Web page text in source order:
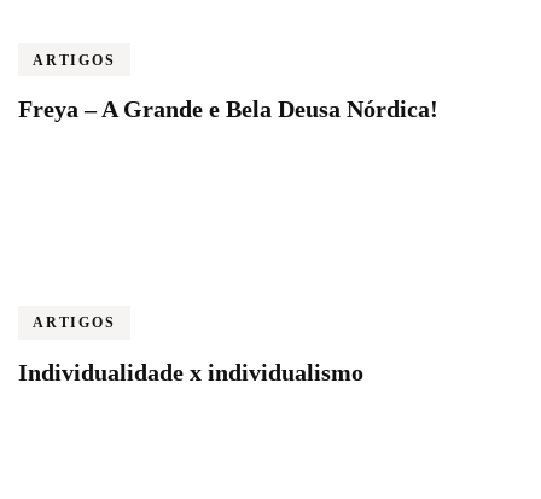
ARTIGOS
Freya – A Grande e Bela Deusa Nórdica!
ARTIGOS
Individualidade x individualismo